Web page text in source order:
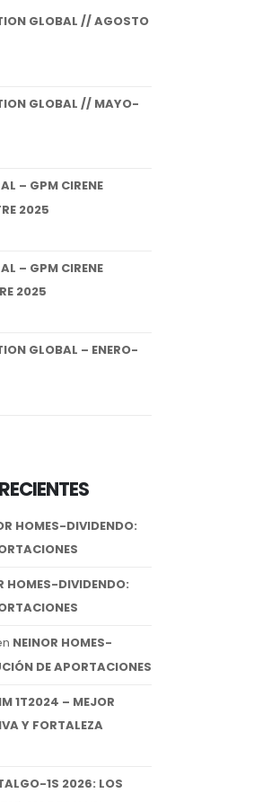
GLOBAL // AGOSTO
GLOBAL // MAYO-
– GPM CIRENE
2025
– GPM CIRENE
2025
GLOBAL – ENERO-
HOMES-DIVIDENDO:
HOMES-DIVIDENDO:
NEINOR HOMES-
DE APORTACIONES
1T2024 – MEJOR
Y FORTALEZA
1S 2026: LOS